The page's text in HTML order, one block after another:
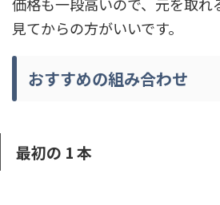
価格も一段高いので、元を取れ
見てからの方がいいです。
おすすめの組み合わせ
最初の 1 本